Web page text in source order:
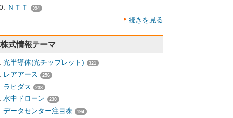
ＮＴＴ 994
続きを見る
株式情報テーマ
光半導体(光チップレット) 321
レアアース 256
ラピダス 238
水中ドローン 230
データセンター注目株 194